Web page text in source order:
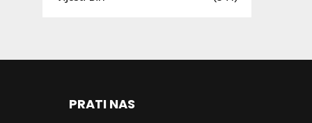
PRATI NAS